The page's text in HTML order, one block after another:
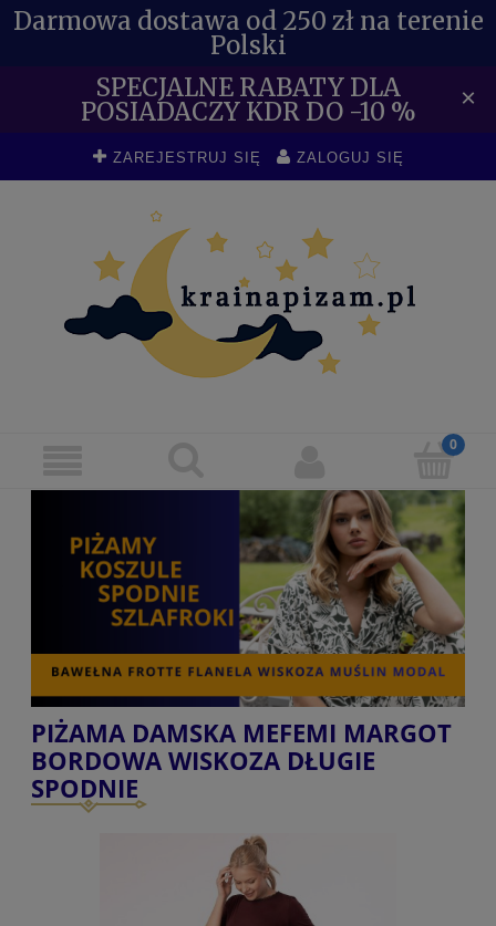
Darmowa dostawa od 250 zł na terenie
Polski
SPECJALNE RABATY DLA
POSIADACZY KDR DO -10 % ×
ZAREJESTRUJ SIĘ ZALOGUJ SIĘ
PIŻAMA DAMSKA MEFEMI MARGOT
BORDOWA WISKOZA DŁUGIE
SPODNIE